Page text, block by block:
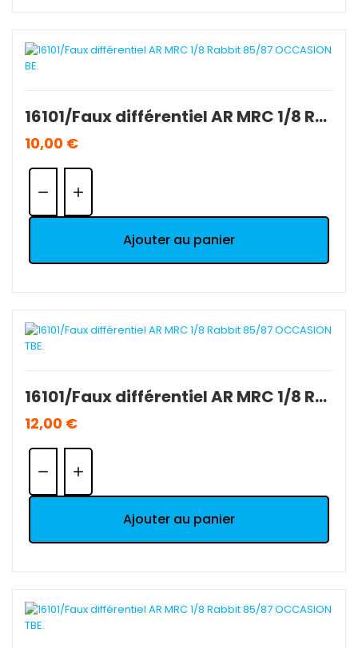
16101/Faux différentiel AR MRC 1/8 Rabbit 85/87 OCCASION BE.
10,00 €
Quantité:
Ajouter au panier
16101/Faux différentiel AR MRC 1/8 Rabbit 85/87 OCCASION TBE.
12,00 €
Quantité:
Ajouter au panier